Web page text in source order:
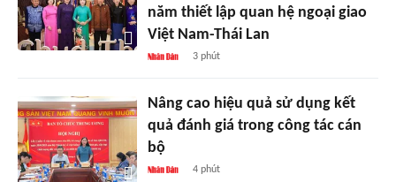
năm thiết lập quan hệ ngoại giao
Việt Nam-Thái Lan
3 phút
Nâng cao hiệu quả sử dụng kết
quả đánh giá trong công tác cán
bộ
4 phút